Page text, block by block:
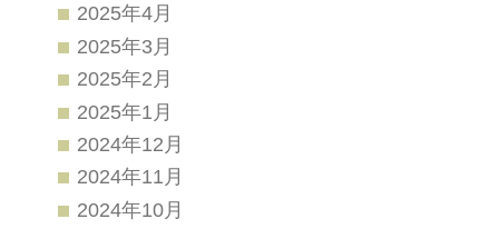
2025年4月
2025年3月
2025年2月
2025年1月
2024年12月
2024年11月
2024年10月